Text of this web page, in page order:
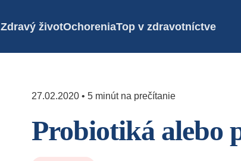
Zdravý životOchoreniaTop v zdravotníctve
27.02.2020 • 5 minút na prečítanie
Probiotiká alebo